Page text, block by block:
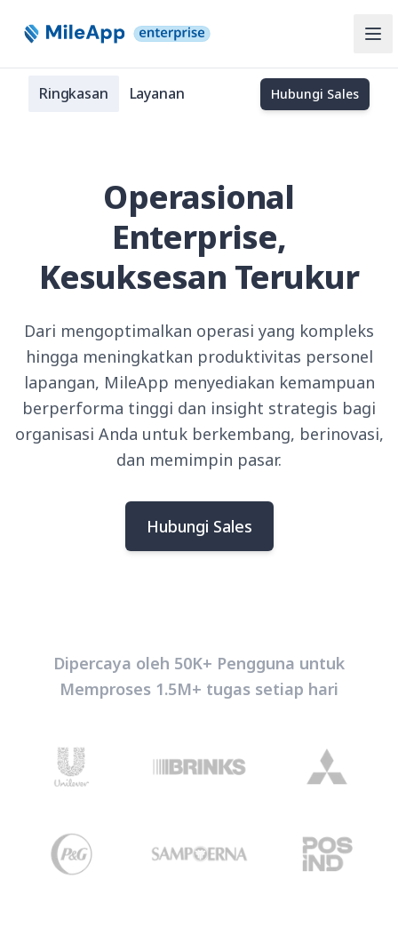
Ringkasan Layanan Hubungi Sales
Operasional
Enterprise,
Kesuksesan Terukur
Dari mengoptimalkan operasi yang kompleks
hingga meningkatkan produktivitas personel
lapangan, MileApp menyediakan kemampuan
berperforma tinggi dan insight strategis bagi
organisasi Anda untuk berkembang, berinovasi,
dan memimpin pasar.
Hubungi Sales
Dipercaya oleh 50K+ Pengguna untuk
Memproses 1.5M+ tugas setiap hari